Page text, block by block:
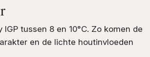
tussen 8 en 10°C. Zo komen de
en de lichte houtinvloeden